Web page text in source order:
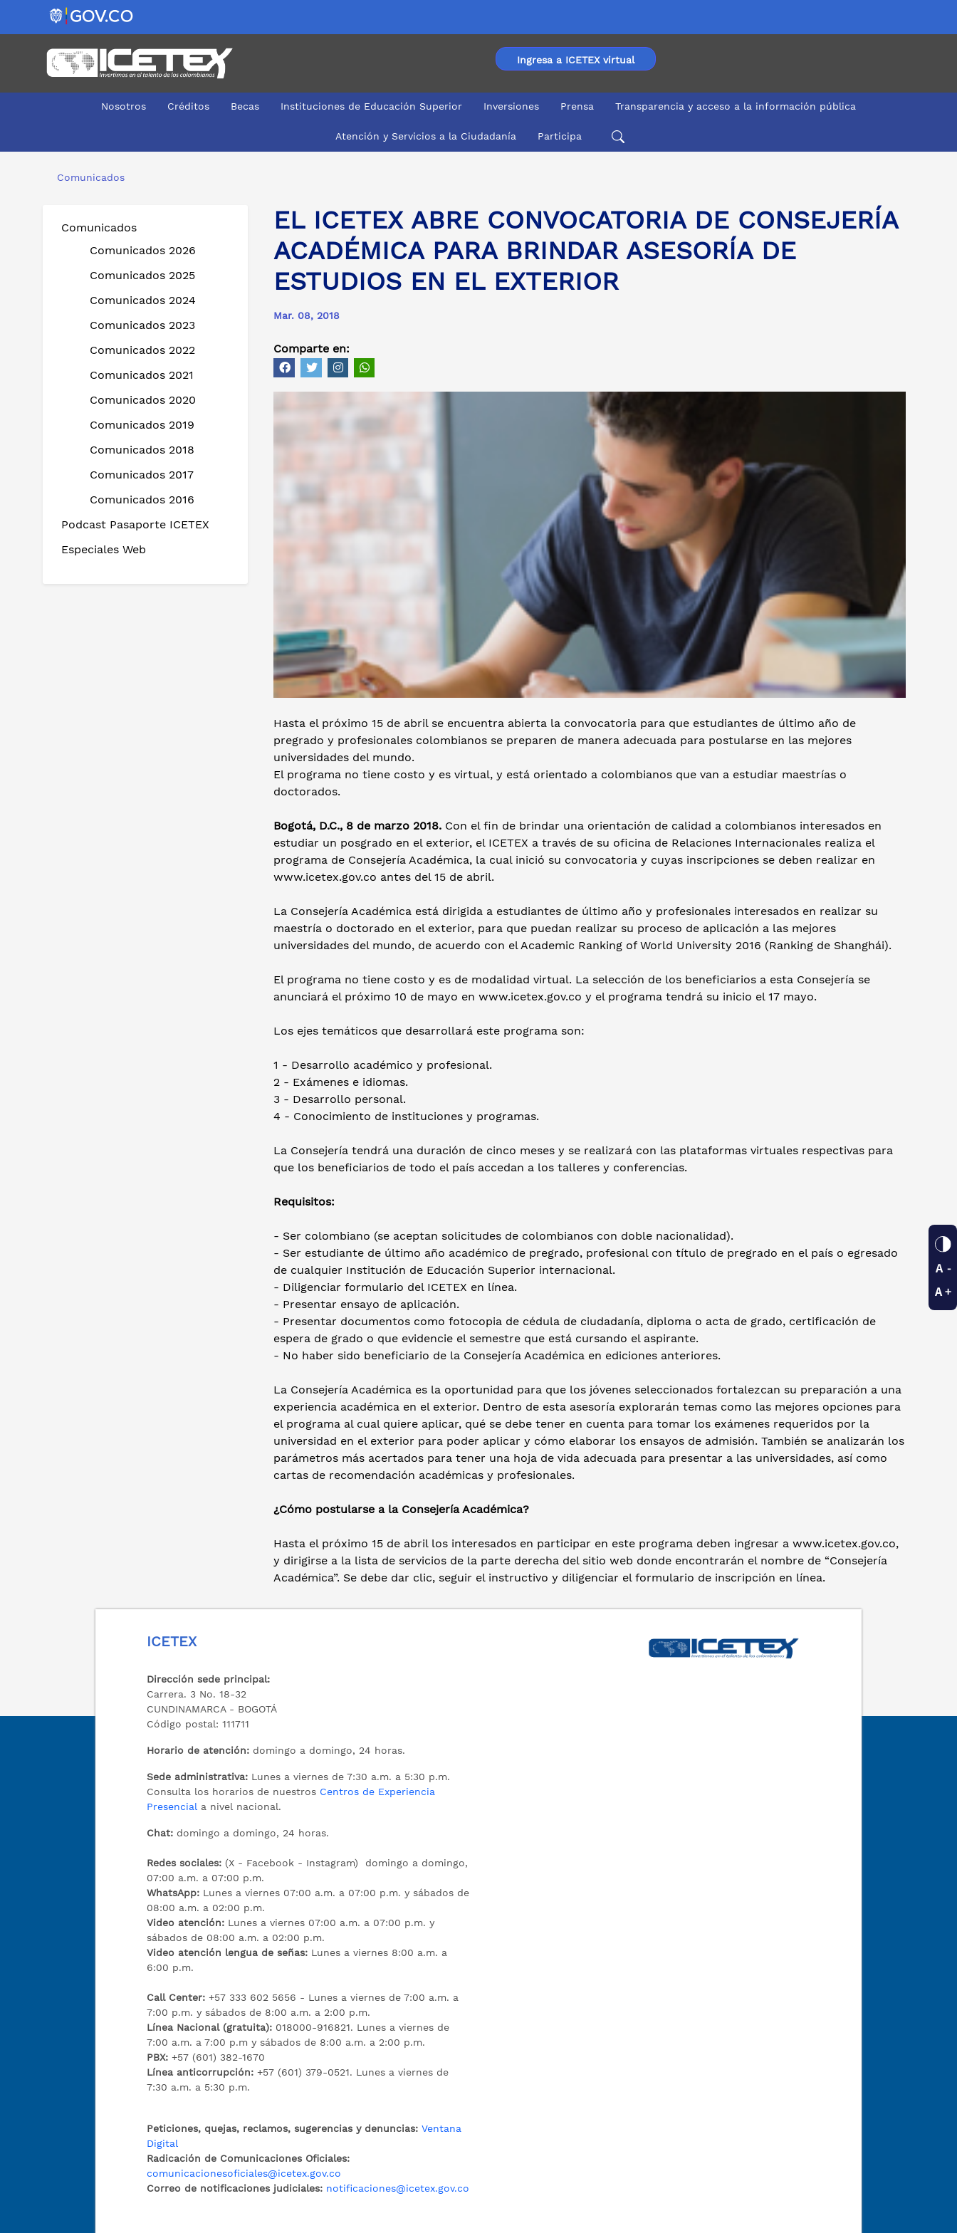
Ingresa a ICETEX virtual
Nosotros Créditos Becas Instituciones de Educación Superior Inversiones Prensa Transparencia y acceso a la información pública
Atención y Servicios a la Ciudadanía Participa
Comunicados
Comunicados
Comunicados 2026
Comunicados 2025
Comunicados 2024
Comunicados 2023
Comunicados 2022
Comunicados 2021
Comunicados 2020
Comunicados 2019
Comunicados 2018
Comunicados 2017
Comunicados 2016
Podcast Pasaporte ICETEX
Especiales Web
EL ICETEX ABRE CONVOCATORIA DE CONSEJERÍA
ACADÉMICA PARA BRINDAR ASESORÍA DE
ESTUDIOS EN EL EXTERIOR
Mar. 08, 2018
Comparte en:
Hasta el próximo 15 de abril se encuentra abierta la convocatoria para que estudiantes de último año de
pregrado y profesionales colombianos se preparen de manera adecuada para postularse en las mejores
universidades del mundo.
El programa no tiene costo y es virtual, y está orientado a colombianos que van a estudiar maestrías o
doctorados.
Bogotá, D.C., 8 de marzo 2018. Con el fin de brindar una orientación de calidad a colombianos interesados en
estudiar un posgrado en el exterior, el ICETEX a través de su oficina de Relaciones Internacionales realiza el
programa de Consejería Académica, la cual inició su convocatoria y cuyas inscripciones se deben realizar en
www.icetex.gov.co antes del 15 de abril.
La Consejería Académica está dirigida a estudiantes de último año y profesionales interesados en realizar su
maestría o doctorado en el exterior, para que puedan realizar su proceso de aplicación a las mejores
universidades del mundo, de acuerdo con el Academic Ranking of World University 2016 (Ranking de Shanghái).
El programa no tiene costo y es de modalidad virtual. La selección de los beneficiarios a esta Consejería se
anunciará el próximo 10 de mayo en www.icetex.gov.co y el programa tendrá su inicio el 17 mayo.
Los ejes temáticos que desarrollará este programa son:
1 - Desarrollo académico y profesional.
2 - Exámenes e idiomas.
3 - Desarrollo personal.
4 - Conocimiento de instituciones y programas.
La Consejería tendrá una duración de cinco meses y se realizará con las plataformas virtuales respectivas para
que los beneficiarios de todo el país accedan a los talleres y conferencias.
Requisitos:
- Ser colombiano (se aceptan solicitudes de colombianos con doble nacionalidad).
- Ser estudiante de último año académico de pregrado, profesional con título de pregrado en el país o egresado
de cualquier Institución de Educación Superior internacional.
- Diligenciar formulario del ICETEX en línea.
- Presentar ensayo de aplicación.
- Presentar documentos como fotocopia de cédula de ciudadanía, diploma o acta de grado, certificación de
espera de grado o que evidencie el semestre que está cursando el aspirante.
- No haber sido beneficiario de la Consejería Académica en ediciones anteriores.
La Consejería Académica es la oportunidad para que los jóvenes seleccionados fortalezcan su preparación a una
experiencia académica en el exterior. Dentro de esta asesoría explorarán temas como las mejores opciones para
el programa al cual quiere aplicar, qué se debe tener en cuenta para tomar los exámenes requeridos por la
universidad en el exterior para poder aplicar y cómo elaborar los ensayos de admisión. También se analizarán los
parámetros más acertados para tener una hoja de vida adecuada para presentar a las universidades, así como
cartas de recomendación académicas y profesionales.
¿Cómo postularse a la Consejería Académica?
Hasta el próximo 15 de abril los interesados en participar en este programa deben ingresar a www.icetex.gov.co,
y dirigirse a la lista de servicios de la parte derecha del sitio web donde encontrarán el nombre de “Consejería
Académica”. Se debe dar clic, seguir el instructivo y diligenciar el formulario de inscripción en línea.
ICETEX
Dirección sede principal:
Carrera. 3 No. 18-32
CUNDINAMARCA - BOGOTÁ
Código postal: 111711
Horario de atención: domingo a domingo, 24 horas.
Sede administrativa: Lunes a viernes de 7:30 a.m. a 5:30 p.m.
Consulta los horarios de nuestros Centros de Experiencia
Presencial a nivel nacional.
Chat: domingo a domingo, 24 horas.
Redes sociales: (X - Facebook - Instagram) domingo a domingo,
07:00 a.m. a 07:00 p.m.
WhatsApp: Lunes a viernes 07:00 a.m. a 07:00 p.m. y sábados de
08:00 a.m. a 02:00 p.m.
Video atención: Lunes a viernes 07:00 a.m. a 07:00 p.m. y
sábados de 08:00 a.m. a 02:00 p.m.
Video atención lengua de señas: Lunes a viernes 8:00 a.m. a
6:00 p.m.
Call Center:+57 333 602 5656 - Lunes a viernes de 7:00 a.m. a
7:00 p.m. y sábados de 8:00 a.m. a 2:00 p.m.
Línea Nacional (gratuita): 018000-916821. Lunes a viernes de
7:00 a.m. a 7:00 p.m y sábados de 8:00 a.m. a 2:00 p.m.
PBX:+57 (601) 382-1670
Línea anticorrupción:+57 (601) 379-0521. Lunes a viernes de
7:30 a.m. a 5:30 p.m.
Peticiones, quejas, reclamos, sugerencias y denuncias: Ventana
Digital
Radicación de Comunicaciones Oficiales:
comunicacionesoficiales@icetex.gov.co
Correo de notificaciones judiciales: notificaciones@icetex.gov.co